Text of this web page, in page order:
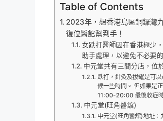
Table of Contents
2023年，想香港島區銅鑼灣
復位醫館幫到手！
女跌打醫師因在香港極少
助手處理，以避免不必要
中元堂共有三間分店，位
跌打，針灸及拔罐是可
候一些時間。 但如果是
11:00-20:00 最後收症
中元堂(旺角醫舘)
中元堂(旺角醫舘)地址